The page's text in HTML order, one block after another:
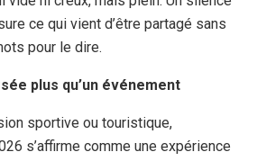
ce qui vient d’être partagé sans
pour le dire.
plus qu’un événement
sportive ou touristique,
s’affirme comme une expérience